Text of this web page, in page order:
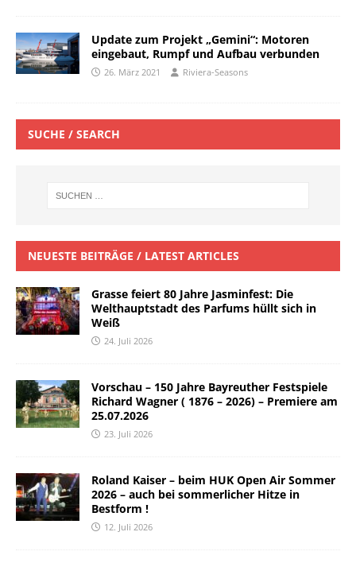
Update zum Projekt „Gemini“: Motoren
eingebaut, Rumpf und Aufbau verbunden
26. März 2021 Riviera-Seasons
SUCHE / SEARCH
NEUESTE BEITRÄGE / LATEST ARTICLES
Grasse feiert 80 Jahre Jasminfest: Die
Welthauptstadt des Parfums hüllt sich in
Weiß
24. Juli 2026
Vorschau – 150 Jahre Bayreuther Festspiele
Richard Wagner ( 1876 – 2026) – Premiere am
25.07.2026
23. Juli 2026
Roland Kaiser – beim HUK Open Air Sommer
2026 – auch bei sommerlicher Hitze in
Bestform !
12. Juli 2026